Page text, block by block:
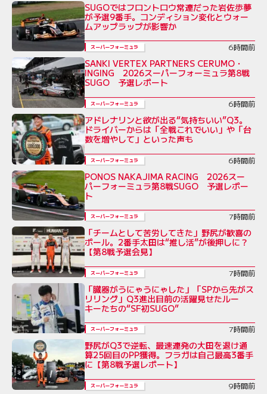
SUGOではフロントロウ常連だった岩佐歩夢
が予選9番手。コンディション変化とウォー
ムアップラップが影響か
スーパーフォーミュラ 6時間前
SANKI VERTEX PARTNERS CERUMO・
INGING 2026スーパーフォーミュラ第8戦
SUGO 予選レポート
スーパーフォーミュラ 6時間前
アドレナリンと欲が出る“気持ちいい”Q3。
ドライバーからは「全戦これでいい」や「台
数を増やして」といった声も
スーパーフォーミュラ 6時間前
PONOS NAKAJIMA RACING 2026スー
パーフォーミュラ第8戦SUGO 予選レポー
ト
スーパーフォーミュラ 7時間前
「チームとして苦労してきた」野尻が歓喜の
ポール。2番手太田は“推し活”が後押しに？
【第8戦予選会見】
スーパーフォーミュラ 7時間前
「臓器がうにゃうにゃした」「SPから先がス
リリング」Q3進出目前の活躍見せたルー
キーたちの“SF初SUGO”
スーパーフォーミュラ 7時間前
野尻がQ3で逆転、最速連発の大田を退け通
算25回目のPP獲得。フラガは自己最高3番手
に【第8戦予選レポート】
スーパーフォーミュラ 9時間前